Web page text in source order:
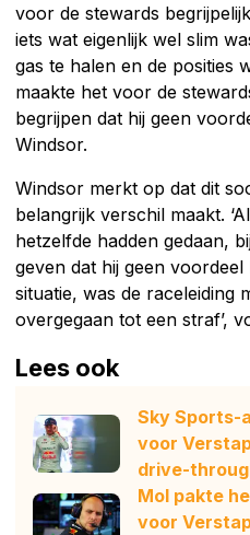
voor de stewards
iets wat eigenlijk wel slim
gas te halen en de posities
maakte het voor de
begrijpen dat hij geen
Windsor.
Windsor merkt op dat dit
belangrijk verschil maakt.
hetzelfde hadden gedaan,
geven dat hij geen
situatie, was de raceleiding
overgegaan tot een straf’,
Lees ook
Sky Sports-
voor
drive-
Mol pakte
voor